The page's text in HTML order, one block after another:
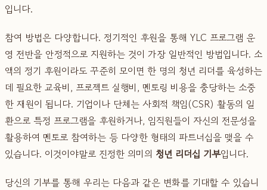
입니다.
참여 방법은 다양합니다. 정기적인 후원을 통해 YLC 프로그램 운
영 전반을 안정적으로 지원하는 것이 가장 일반적인 방법입니다. 소
액의 정기 후원이라도 꾸준히 모이면 한 명의 청년 리더를 육성하는
데 필요한 교육비, 프로젝트 실행비, 멘토링 비용을 충당하는 소중
한 재원이 됩니다. 기업이나 단체는 사회적 책임(CSR) 활동의 일
환으로 특정 프로그램을 후원하거나, 임직원들이 자신의 전문성을
활용하여 멘토로 참여하는 등 다양한 형태의 파트너십을 맺을 수
있습니다. 이것이야말로 진정한 의미의 청년 리더십 기부입니다.
당신의 기부를 통해 우리는 다음과 같은 변화를 기대할 수 있습니